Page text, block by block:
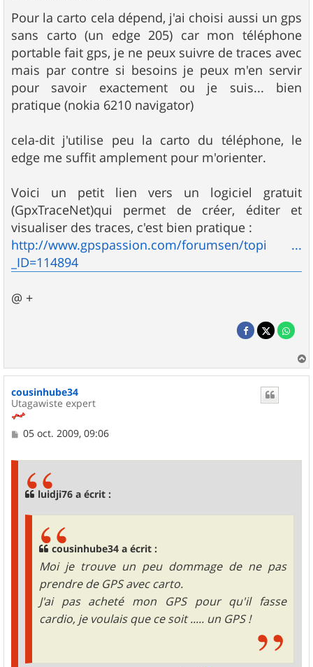
s
s
a
g
e
Pour la carto cela dépend, j'ai choisi aussi un gps
sans carto (un edge 205) car mon téléphone
portable fait gps, je ne peux suivre de traces avec
mais par contre si besoins je peux m'en servir
pour savoir exactement ou je suis... bien
pratique (nokia 6210 navigator)
cela-dit j'utilise peu la carto du téléphone, le
edge me suffit amplement pour m'orienter.
Voici un petit lien vers un logiciel gratuit
(GpxTraceNet)qui permet de créer, éditer et
visualiser des traces, c'est bien pratique :
http://www.gpspassion.com/forumsen/topi ...
_ID=114894
@ +
a
cousinhube34
Utagawiste expert
M
05 oct. 2009, 09:06
luidji76 a écrit :
cousinhube34 a écrit :
Moi je trouve un peu dommage de ne pas
prendre de GPS avec carto.
J'ai pas acheté mon GPS pour qu'il fasse
cardio, je voulais que ce soit ..... un GPS !